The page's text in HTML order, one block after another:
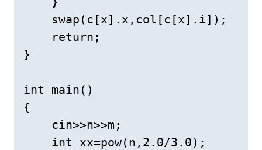
    swap(c[x].x,col[c[x].i]);
    return;
}
int main()
{
    cin>>n>>m;
    int xx=pow(n,2.0/3.0);